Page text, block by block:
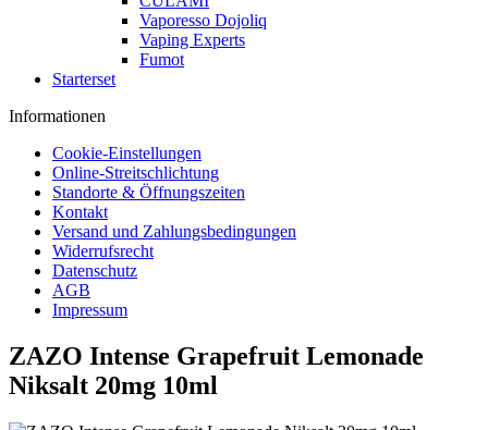
Vaporesso Dojoliq
Vaping Experts
Fumot
Starterset
Informationen
Cookie-Einstellungen
Online-Streitschlichtung
Standorte & Öffnungszeiten
Kontakt
Versand und Zahlungsbedingungen
Widerrufsrecht
Datenschutz
AGB
Impressum
ZAZO Intense Grapefruit Lemonade
Niksalt 20mg 10ml